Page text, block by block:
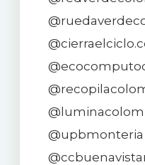
@upbmonteria